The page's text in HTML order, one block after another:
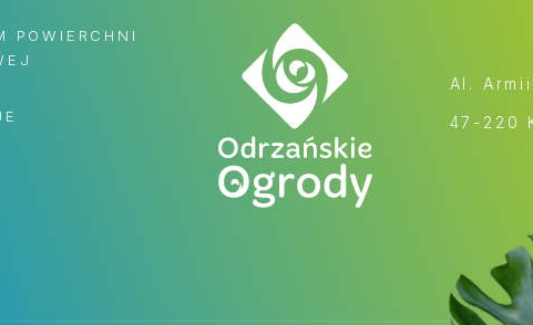
POWIERCHNI
Al.
47-220